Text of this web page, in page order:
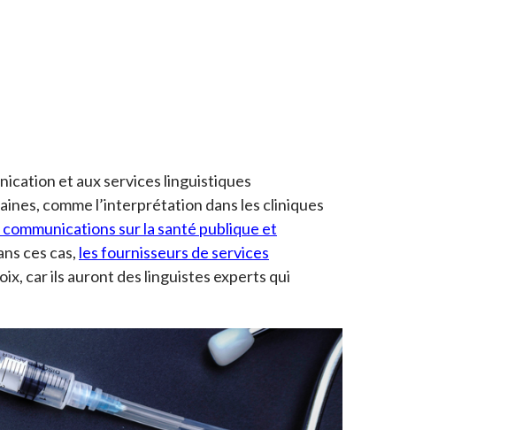
et aux services linguistiques
comme l’interprétation dans les cliniques
sur la santé publique et
ces cas, les fournisseurs de services
car ils auront des linguistes experts qui